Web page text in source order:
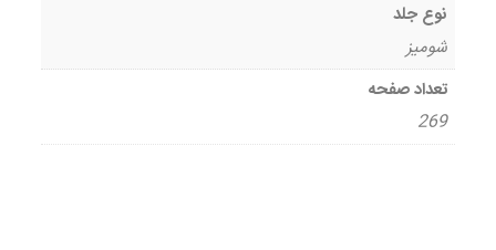
نوع جلد
شومیز
تعداد صفحه
269